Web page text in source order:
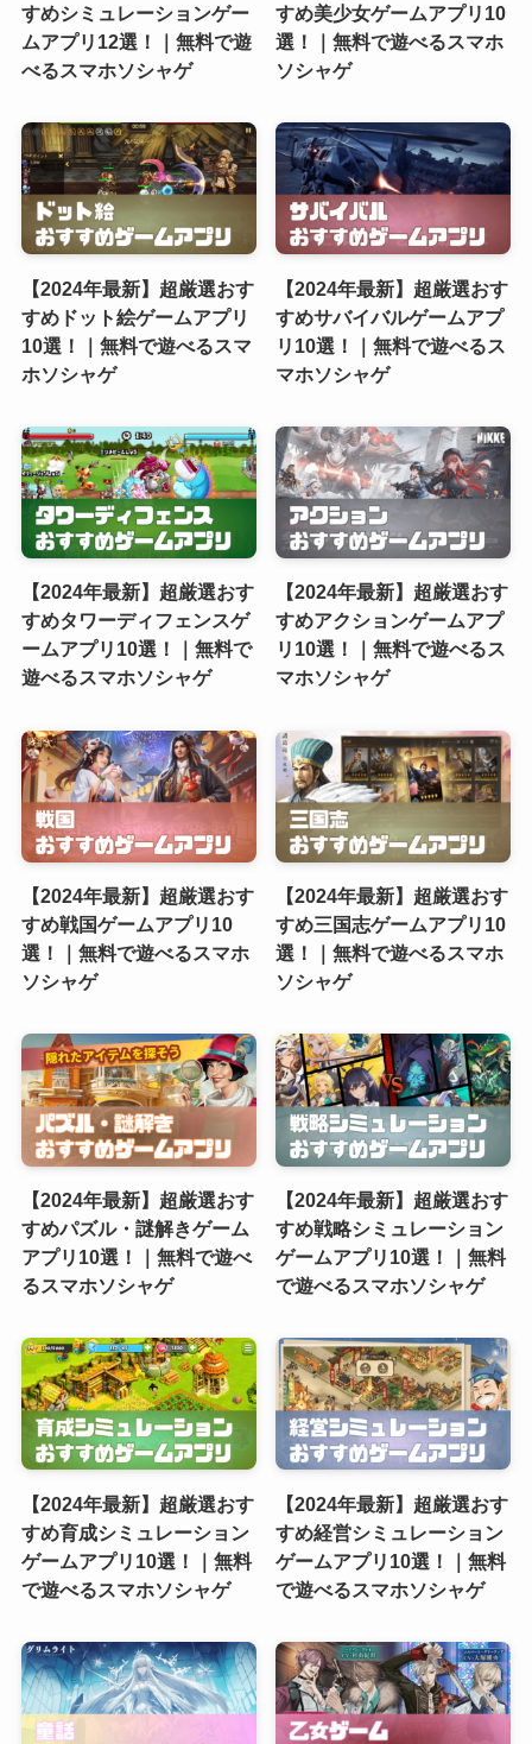
すめシミュレーションゲー
ムアプリ12選！｜無料で遊
べるスマホソシャゲ
すめ美少女ゲームアプリ10
選！｜無料で遊べるスマホ
ソシャゲ
【2024年最新】超厳選おす
すめドット絵ゲームアプリ
10選！｜無料で遊べるスマ
ホソシャゲ
【2024年最新】超厳選おす
すめサバイバルゲームアプ
リ10選！｜無料で遊べるス
マホソシャゲ
【2024年最新】超厳選おす
すめタワーディフェンスゲ
ームアプリ10選！｜無料で
遊べるスマホソシャゲ
【2024年最新】超厳選おす
すめアクションゲームアプ
リ10選！｜無料で遊べるス
マホソシャゲ
【2024年最新】超厳選おす
すめ戦国ゲームアプリ10
選！｜無料で遊べるスマホ
ソシャゲ
【2024年最新】超厳選おす
すめ三国志ゲームアプリ10
選！｜無料で遊べるスマホ
ソシャゲ
【2024年最新】超厳選おす
すめパズル・謎解きゲーム
アプリ10選！｜無料で遊べ
るスマホソシャゲ
【2024年最新】超厳選おす
すめ戦略シミュレーション
ゲームアプリ10選！｜無料
で遊べるスマホソシャゲ
【2024年最新】超厳選おす
すめ育成シミュレーション
ゲームアプリ10選！｜無料
で遊べるスマホソシャゲ
【2024年最新】超厳選おす
すめ経営シミュレーション
ゲームアプリ10選！｜無料
で遊べるスマホソシャゲ